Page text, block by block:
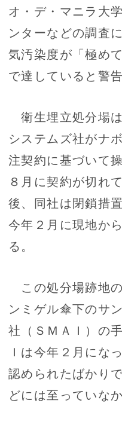
オ・デ・マニラ大
ンターなどの調査
気汚染度が「極め
で達していると警
衛生埋立処分場
システムズ社がナ
注契約に基づいて
８月に契約が切れ
後、同社は閉鎖措
今年２月に現地か
る。
この処分場跡地
ンミゲル傘下のサ
社（ＳＭＡＩ）の
Ｉは今年２月にな
認められたばかり
どには至っていな